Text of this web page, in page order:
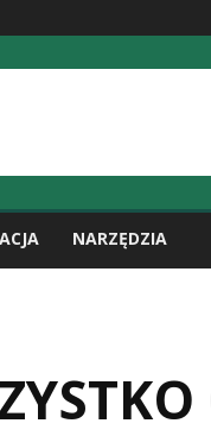
NARZĘDZIA